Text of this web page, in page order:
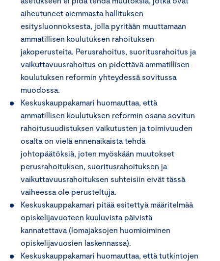
aiheutuneet aiemmasta hallituksen
esitysluonnoksesta, jolla pyritään muuttamaan
ammatillisen koulutuksen rahoituksen
jakoperusteita. Perusrahoitus, suoritusrahoitus ja
vaikuttavuusrahoitus on pidettävä ammatillisen
koulutuksen reformin yhteydessä sovitussa
muodossa.
Keskuskauppakamari huomauttaa, että
ammatillisen koulutuksen reformin osana sovitun
rahoitusuudistuksen vaikutusten ja toimivuuden
osalta on vielä ennenaikaista tehdä
johtopäätöksiä, joten myöskään muutokset
perusrahoituksen, suoritusrahoituksen ja
vaikuttavuusrahoituksen suhteisiin eivät tässä
vaiheessa ole perusteltuja.
Keskuskauppakamari pitää esitettyä määritelmää
opiskelijavuoteen kuuluvista päivistä
kannatettava (lomajaksojen huomioiminen
opiskelijavuosien laskennassa).
Keskuskauppakamari huomauttaa, että tutkintojen